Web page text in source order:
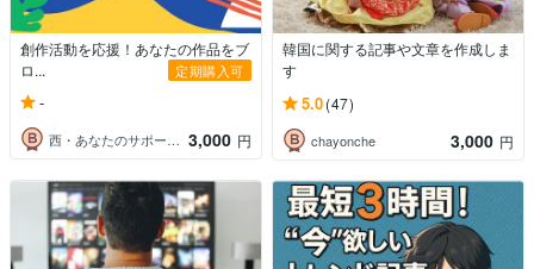
創作活動を応援！あなたの作品をブ
ロ...
定期購入可
-
西・あなたのサポーター 3,000 円
韓国に関する記事や文章を作成しま
す
5.0(47)
chayonche 3,000 円